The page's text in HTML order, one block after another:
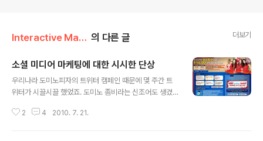
Interactive Marketing/Social Media & SNS 의 다른 글 더보기
소셜 미디어 마케팅에 대한 시시한 단상
우리나라 도미노피자의 트위터 캠페인 때문에 몇 주간 트
위터가 시끌시끌 했었죠. 도미노 좀비라는 신조어도 생겼
없이 많았습니다. 다만 도미노피자의 경우 훨씬 간편하게,
2 4 2010. 7. 21.